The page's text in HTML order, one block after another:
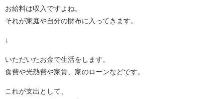
お給料は収入ですよね。
それが家庭や自分の財布に入ってきます。
↓
いただいたお金で生活をします。
食費や光熱費や家賃、家のローンなどです。
これが支出として、